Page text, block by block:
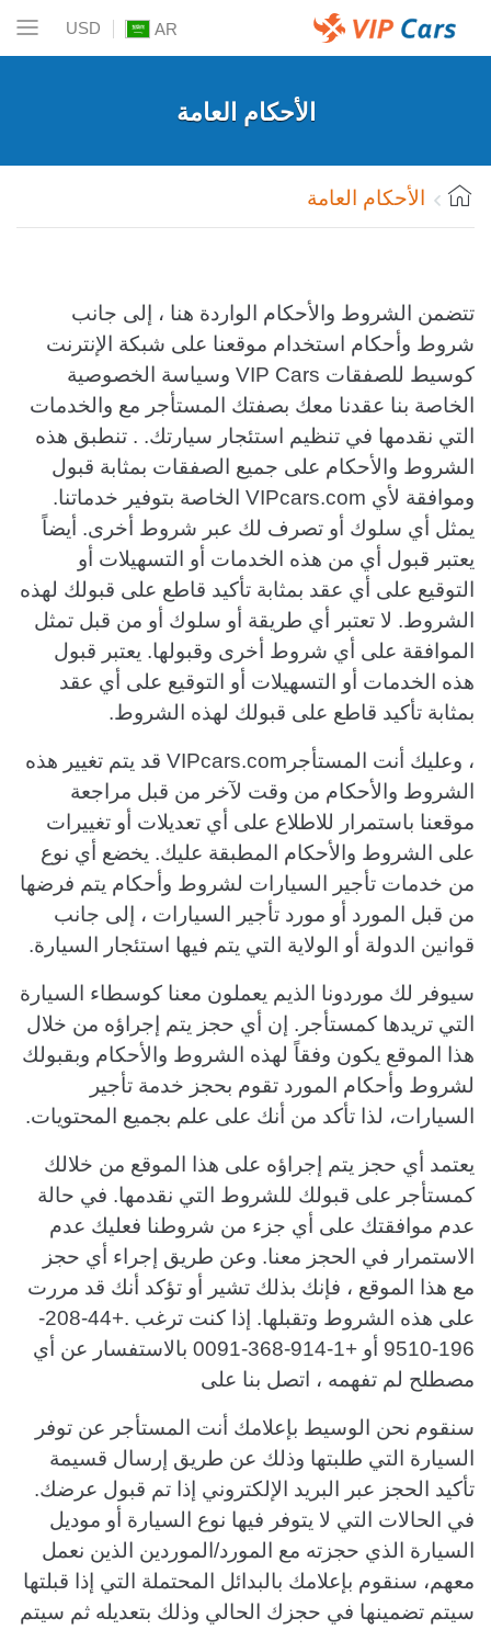
AR
USD
الأحكام العامة
الأحكام العامة
تتضمن الشروط والأحكام الواردة هنا ، إلى جانب
شروط وأحكام استخدام موقعنا على شبكة الإنترنت
كوسيط للصفقات VIP Cars وسياسة الخصوصية
الخاصة بنا عقدنا معك بصفتك المستأجر مع والخدمات
التي نقدمها في تنظيم استئجار سيارتك. . تنطبق هذه
الشروط والأحكام على جميع الصفقات بمثابة قبول
وموافقة لأي VIPcars.com الخاصة بتوفير خدماتنا.
يمثل أي سلوك أو تصرف لك عبر شروط أخرى. أيضاً
يعتبر قبول أي من هذه الخدمات أو التسهيلات أو
التوقيع على أي عقد بمثابة تأكيد قاطع على قبولك لهذه
الشروط. لا تعتبر أي طريقة أو سلوك أو من قبل تمثل
الموافقة على أي شروط أخرى وقبولها. يعتبر قبول
هذه الخدمات أو التسهيلات أو التوقيع على أي عقد
بمثابة تأكيد قاطع على قبولك لهذه الشروط.
، وعليك أنت المستأجرVIPcars.com قد يتم تغيير هذه
الشروط والأحكام من وقت لآخر من قبل مراجعة
موقعنا باستمرار للاطلاع على أي تعديلات أو تغييرات
على الشروط والأحكام المطبقة عليك. يخضع أي نوع
من خدمات تأجير السيارات لشروط وأحكام يتم فرضها
من قبل المورد أو مورد تأجير السيارات ، إلى جانب
قوانين الدولة أو الولاية التي يتم فيها استئجار السيارة.
سيوفر لك موردونا الذيم يعملون معنا كوسطاء السيارة
التي تريدها كمستأجر. إن أي حجز يتم إجراؤه من خلال
هذا الموقع يكون وفقاً لهذه الشروط والأحكام وبقبولك
لشروط وأحكام المورد تقوم بحجز خدمة تأجير
السيارات، لذا تأكد من أنك على علم بجميع المحتويات.
يعتمد أي حجز يتم إجراؤه على هذا الموقع من خلالك
كمستأجر على قبولك للشروط التي نقدمها. في حالة
عدم موافقتك على أي جزء من شروطنا فعليك عدم
الاستمرار في الحجز معنا. وعن طريق إجراء أي حجز
مع هذا الموقع ، فإنك بذلك تشير أو تؤكد أنك قد مررت
على هذه الشروط وتقبلها. إذا كنت ترغب .+44-208-
196-9510 أو +1-914-368-0091 بالاستفسار عن أي
مصطلح لم تفهمه ، اتصل بنا على
سنقوم نحن الوسيط بإعلامك أنت المستأجر عن توفر
السيارة التي طلبتها وذلك عن طريق إرسال قسيمة
تأكيد الحجز عبر البريد الإلكتروني إذا تم قبول عرضك.
في الحالات التي لا يتوفر فيها نوع السيارة أو موديل
السيارة الذي حجزته مع المورد/الموردين الذين نعمل
معهم، سنقوم بإعلامك بالبدائل المحتملة التي إذا قبلتها
سيتم تضمينها في حجزك الحالي وذلك بتعديله ثم سيتم